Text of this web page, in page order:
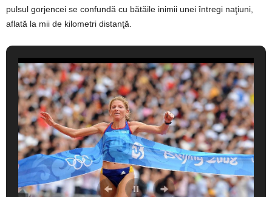
pulsul gorjencei se confundă cu bătăile inimii unei întregi naţiuni,
aflată la mii de kilometri distanţă.